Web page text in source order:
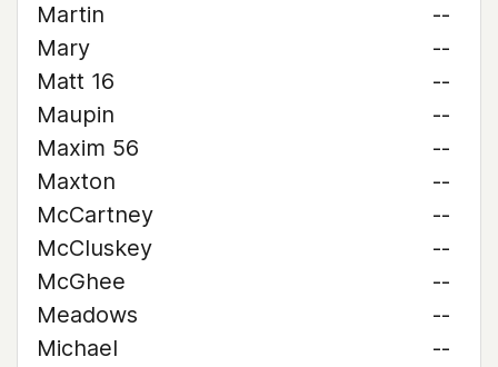
Martin
--
Mary
--
Matt 16
--
Maupin
--
Maxim 56
--
Maxton
--
McCartney
--
McCluskey
--
McGhee
--
Meadows
--
Michael
--